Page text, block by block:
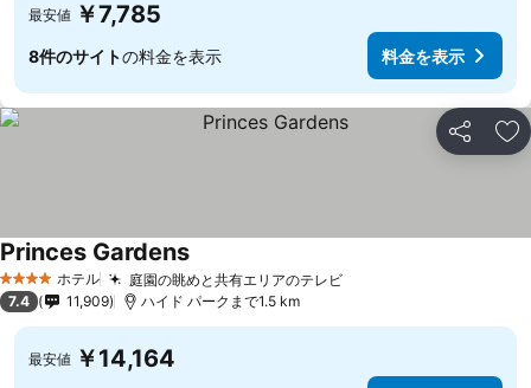
最安値 ￥7,785
8件のサイトの料金を表示 料金を表示
シェア お
4 ホテルのランク
ホテル 庭園の眺めと共有エリアのテレビ
Princes Gardens
7.4 11,909 ハイド パークまで1.5 km
最安値 ￥14,164